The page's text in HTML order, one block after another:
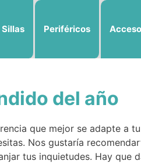
Sillas Periféricos
del año
que mejor se adapte a tu
Nos gustaría
tus inquietudes. Hay que